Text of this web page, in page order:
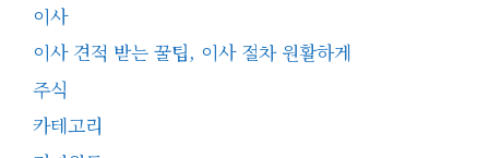
이사
이사 견적 받는 꿀팁, 이사 절차 원활하게
주식
카테고리